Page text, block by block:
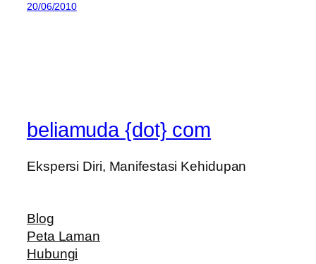
20/06/2010
beliamuda {dot} com
Ekspersi Diri, Manifestasi Kehidupan
Blog
Peta Laman
Hubungi